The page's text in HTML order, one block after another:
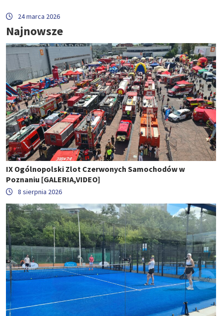
24 marca 2026
Najnowsze
IX Ogólnopolski Zlot Czerwonych Samochodów w
Poznaniu [GALERIA,VIDEO]
8 sierpnia 2026